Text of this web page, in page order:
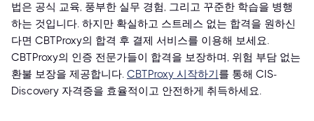
법은 공식 교육, 풍부한 실무 경험, 그리고 꾸준한 학습을 병행
하는 것입니다. 하지만 확실하고 스트레스 없는 합격을 원하신
다면 CBTProxy의 합격 후 결제 서비스를 이용해 보세요.
CBTProxy의 인증 전문가들이 합격을 보장하며, 위험 부담 없는
환불 보장을 제공합니다. CBTProxy 시작하기를 통해 CIS-
Discovery 자격증을 효율적이고 안전하게 취득하세요.